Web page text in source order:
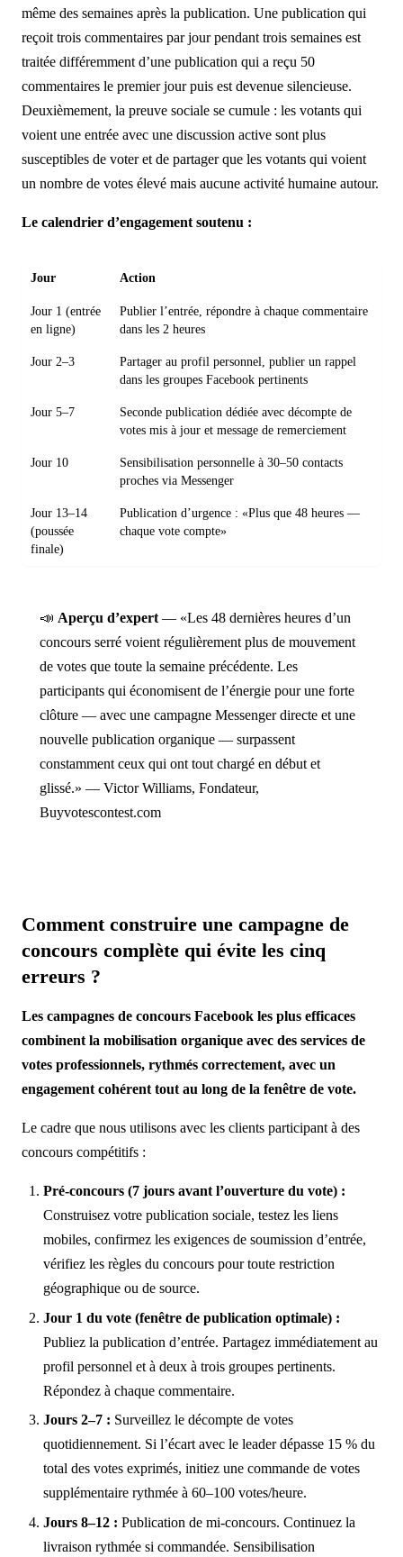
même des semaines après la publication. Une publication qui
reçoit trois commentaires par jour pendant trois semaines est
traitée différemment d’une publication qui a reçu 50
commentaires le premier jour puis est devenue silencieuse.
Deuxièmement, la preuve sociale se cumule : les votants qui
voient une entrée avec une discussion active sont plus
susceptibles de voter et de partager que les votants qui voient
un nombre de votes élevé mais aucune activité humaine autour.
Le calendrier d’engagement soutenu :
Jour Action
Jour 1 (entrée
en ligne)
Publier l’entrée, répondre à chaque commentaire
dans les 2 heures
Jour 2–3
Partager au profil personnel, publier un rappel
dans les groupes Facebook pertinents
Jour 5–7
Seconde publication dédiée avec décompte de
votes mis à jour et message de remerciement
Jour 10
Sensibilisation personnelle à 30–50 contacts
proches via Messenger
Jour 13–14
(poussée
finale)
Publication d’urgence : «Plus que 48 heures —
chaque vote compte»
📣 Aperçu d’expert — «Les 48 dernières heures d’un
concours serré voient régulièrement plus de mouvement
de votes que toute la semaine précédente. Les
participants qui économisent de l’énergie pour une forte
clôture — avec une campagne Messenger directe et une
nouvelle publication organique — surpassent
constamment ceux qui ont tout chargé en début et
glissé.» — Victor Williams, Fondateur,
Buyvotescontest.com
Comment construire une campagne de
concours complète qui évite les cinq
erreurs ?
Les campagnes de concours Facebook les plus efficaces
combinent la mobilisation organique avec des services de
votes professionnels, rythmés correctement, avec un
engagement cohérent tout au long de la fenêtre de vote.
Le cadre que nous utilisons avec les clients participant à des
concours compétitifs :
Pré-concours (7 jours avant l’ouverture du vote) :
Construisez votre publication sociale, testez les liens
mobiles, confirmez les exigences de soumission d’entrée,
vérifiez les règles du concours pour toute restriction
géographique ou de source.
Jour 1 du vote (fenêtre de publication optimale) :
Publiez la publication d’entrée. Partagez immédiatement au
profil personnel et à deux à trois groupes pertinents.
Répondez à chaque commentaire.
Jours 2–7 : Surveillez le décompte de votes
quotidiennement. Si l’écart avec le leader dépasse 15 % du
total des votes exprimés, initiez une commande de votes
supplémentaire rythmée à 60–100 votes/heure.
Jours 8–12 : Publication de mi-concours. Continuez la
livraison rythmée si commandée. Sensibilisation